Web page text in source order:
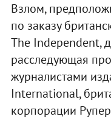
Взлом,
по заказу
The Independent,
расследующая
журналистами
International,
корпорации